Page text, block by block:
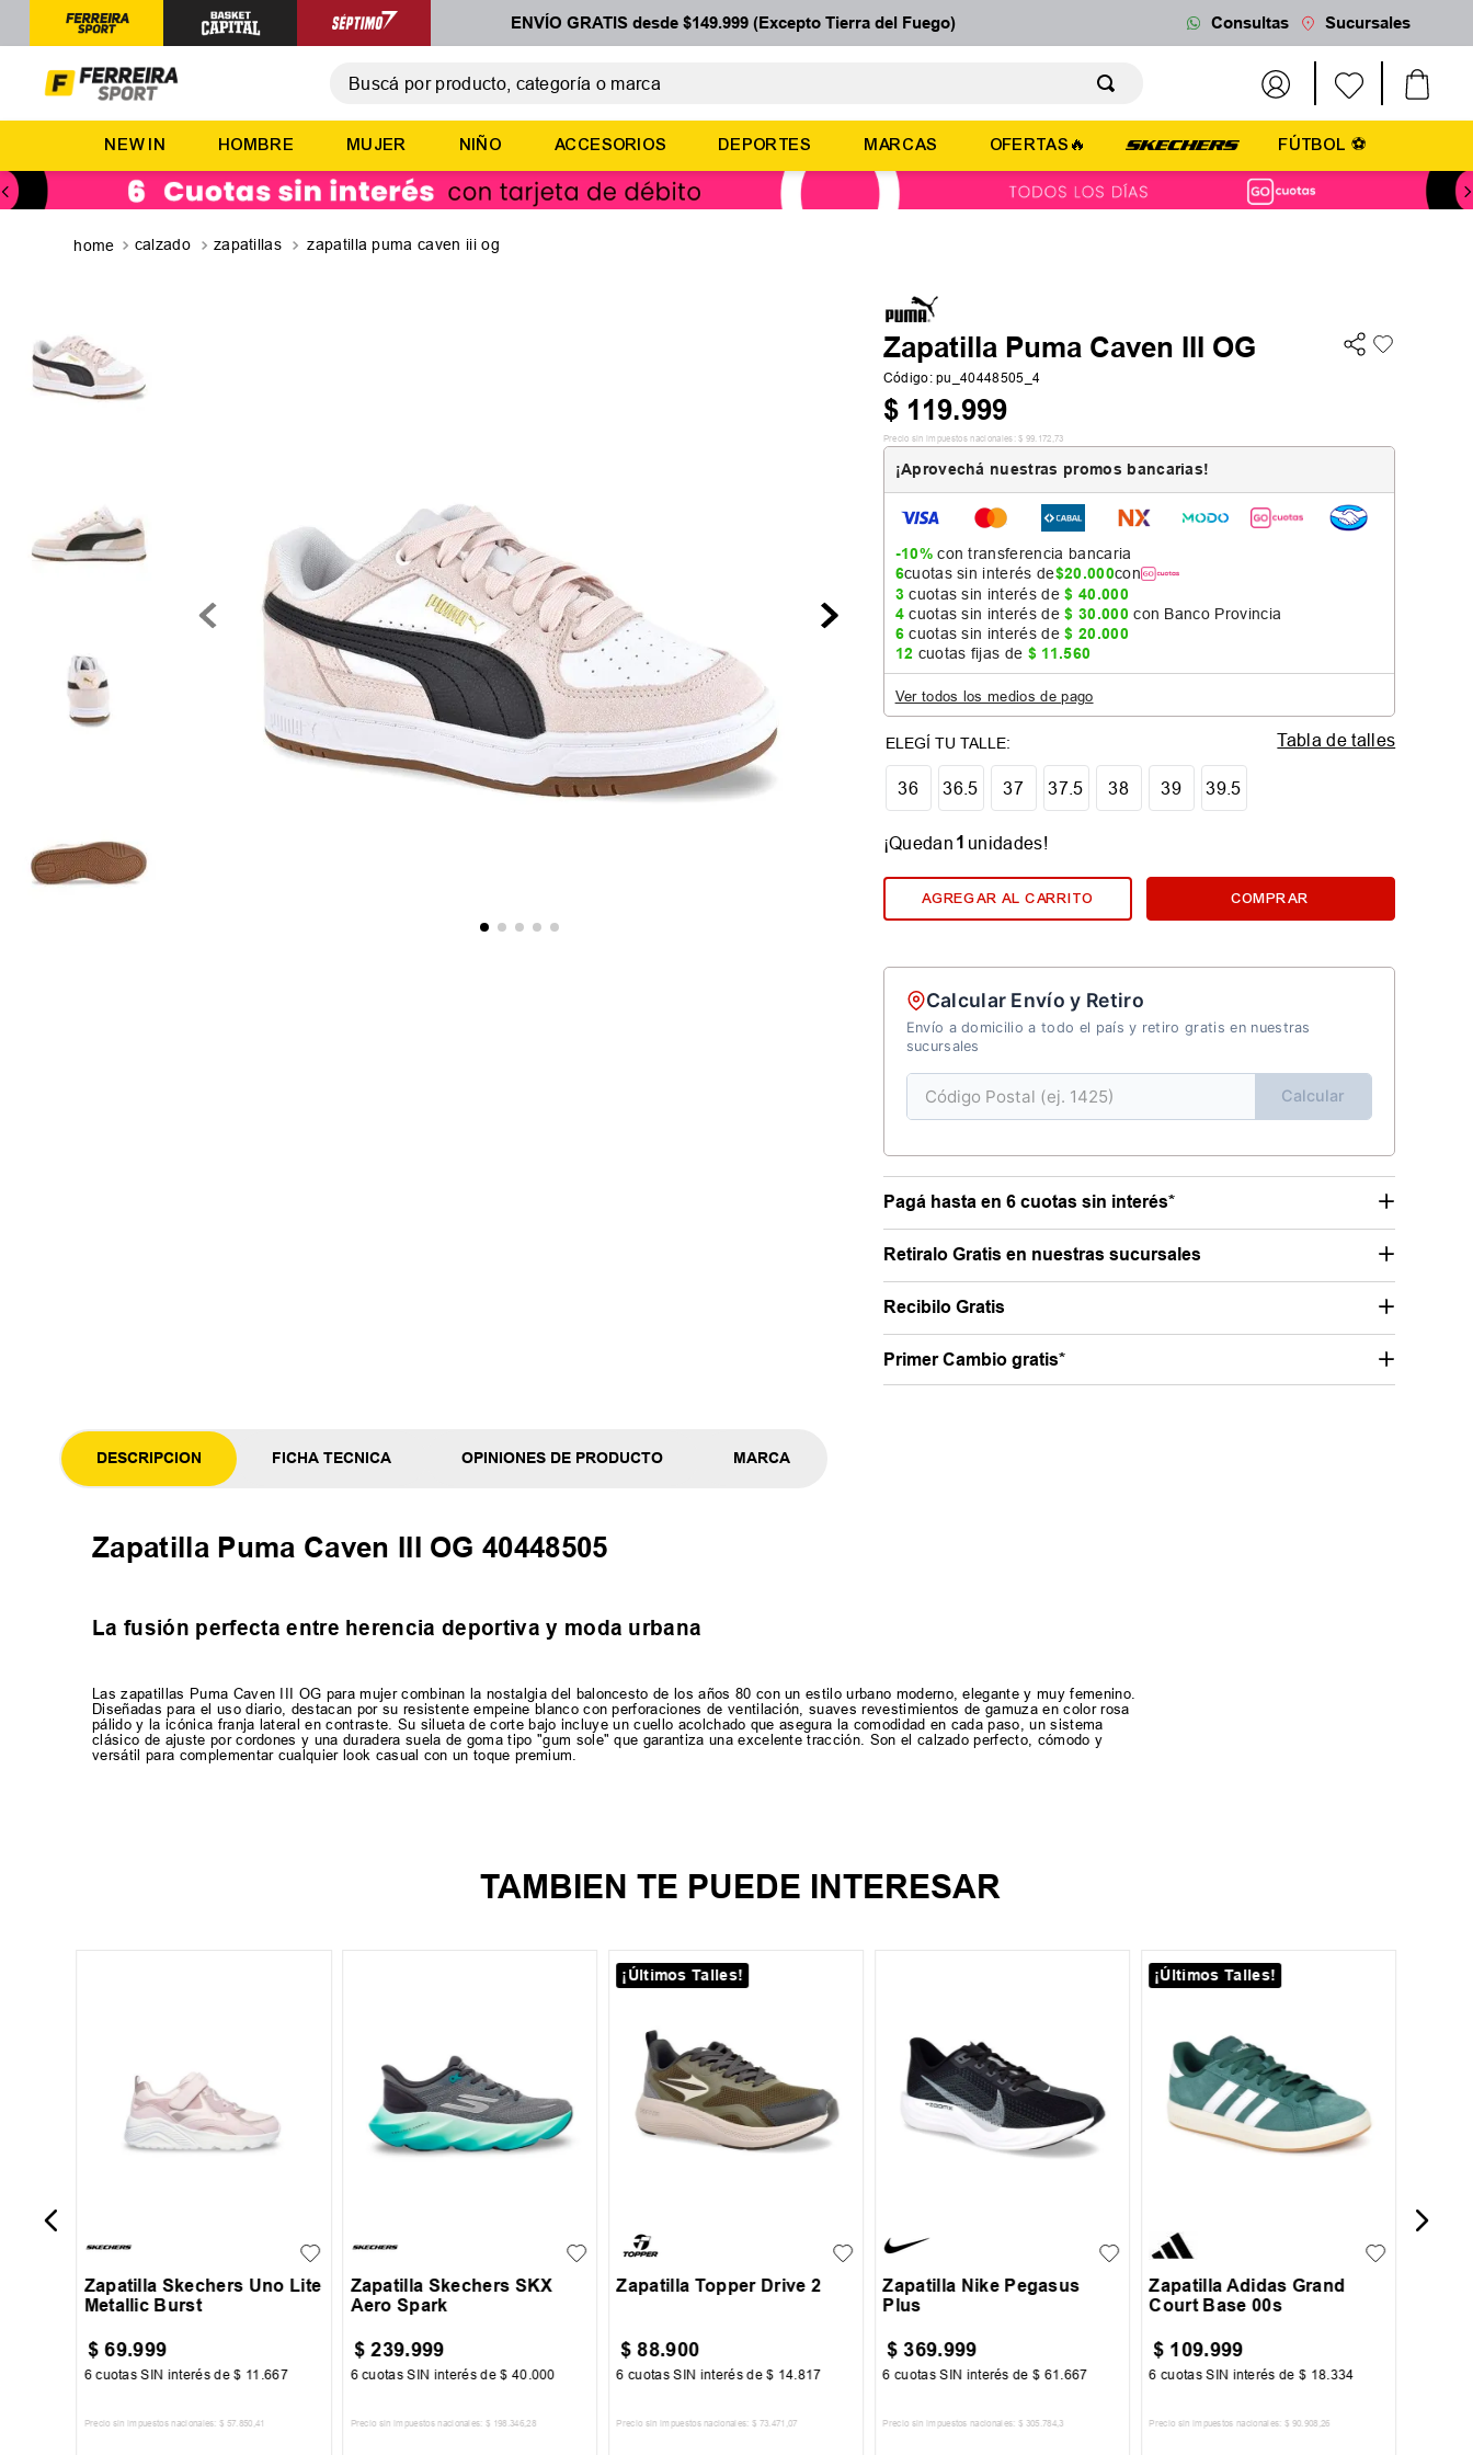
ENVÍO GRATIS desde $149.999 (Excepto Tierra del Fuego) Consultas Sucursales
NEW IN HOMBRE MUJER NIÑO ACCESORIOS DEPORTES MARCAS OFERTAS🔥 FÚTBOL ⚽
calzado zapatillas zapatilla puma caven iii og
Zapatilla Puma Caven III OG
Código:pu_40448505_4
$ 119.999
Precio sin impuestos nacionales: $ 99. 172 ,73
¡Aprovechá nuestras promos bancarias!
-10%con transferencia bancaria
6cuotas sin interés de$20.000con
3cuotas sin interés de$ 40.000
4cuotas sin interés de$ 30.000 con Banco Provincia
6cuotas sin interés de$ 20.000
12 cuotas fijas de $ 11.560
Ver todos los medios de pago
36 36.5 37 37.5 38 39 39.5
Tabla de talles
¡Quedan 1 unidades!
AGREGAR AL CARRITO COMPRAR
Calcular Envío y Retiro
Envío a domicilio a todo el país y retiro gratis en nuestras
sucursales
Calcular
Pagá hasta en 6 cuotas sin interés*
Retiralo Gratis en nuestras sucursales
Recibilo Gratis
Primer Cambio gratis*
DESCRIPCION FICHA TECNICA OPINIONES DE PRODUCTO MARCA
Zapatilla Puma Caven III OG 40448505
La fusión perfecta entre herencia deportiva y moda urbana
Las zapatillas Puma Caven III OG para mujer combinan la nostalgia del baloncesto de los años 80 con un estilo urbano moderno, elegante y muy femenino.
Diseñadas para el uso diario, destacan por su resistente empeine blanco con perforaciones de ventilación, suaves revestimientos de gamuza en color rosa
pálido y la icónica franja lateral en contraste. Su silueta de corte bajo incluye un cuello acolchado que asegura la comodidad en cada paso, un sistema
clásico de ajuste por cordones y una duradera suela de goma tipo "gum sole" que garantiza una excelente tracción. Son el calzado perfecto, cómodo y
versátil para complementar cualquier look casual con un toque premium.
TAMBIEN TE PUEDE INTERESAR
Zapatilla Skechers Uno Lite
Metallic Burst
$ 69.999
6 cuotas SIN interés de$ 11 .667
Precio sin impuestos nacionales: $ 57.850 ,41
Zapatilla Skechers SKX
Aero Spark
$ 239.999
6 cuotas SIN interés de$ 40 .000
Precio sin impuestos nacionales: $ 198 .346,28
¡Últimos Talles!
Zapatilla Topper Drive 2
$ 88.900
6 cuotas SIN interés de$ 14 817
Precio sin impuestos nacionales: $ 73.471 ,07
Zapatilla Nike Pegasus
Plus
$ 369.999
6 cuotas SIN interés de$ 61 667
Precio sin impuestos nacionales: $ 305 .784,3
¡Últimos Talles!
Zapatilla Adidas Grand
Court Base 00s
$ 109.999
6 cuotas SIN interés de$ 18 334
Precio sin impuestos nacionales: $ 90.908 ,26
TÉRMINOS MÁS BUSCADOS
2.
basquet
3 .